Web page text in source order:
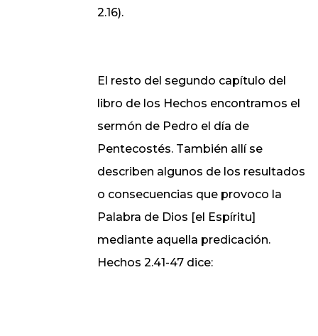
2.16).
El resto del segundo capítulo del
libro de los Hechos encontramos el
sermón de Pedro el día de
Pentecostés. También allí se
describen algunos de los resultados
o consecuencias que provoco la
Palabra de Dios [el Espíritu]
mediante aquella predicación.
Hechos 2.41-47 dice: